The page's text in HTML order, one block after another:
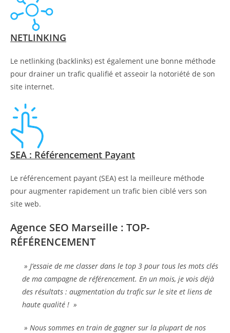
NETLINKING
Le netlinking (backlinks) est également une bonne méthode
pour drainer un trafic qualifié et asseoir la notoriété de son
site internet.
SEA : Référencement Payant
Le référencement payant (SEA) est la meilleure méthode
pour augmenter rapidement un trafic bien ciblé vers son
site web.
Agence SEO Marseille : TOP-
RÉFÉRENCEMENT
» J’essaie de me classer dans le top 3 pour tous les mots clés
de ma campagne de référencement. En un mois, je vois déjà
des résultats : augmentation du trafic sur le site et liens de
haute qualité ! »
» Nous sommes en train de gagner sur la plupart de nos